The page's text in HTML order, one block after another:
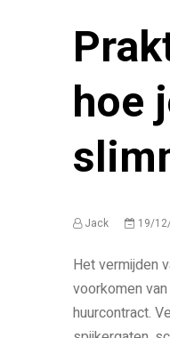
hoe
Jack 19/
Het vermijden
voorkomen
huurcontract.